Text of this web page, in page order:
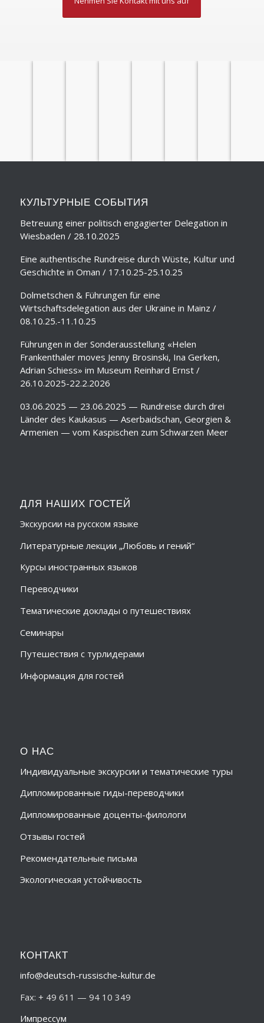
КУЛЬТУРНЫЕ СОБЫТИЯ
Betreuung einer politisch engagierter Delegation in
Wiesbaden / 28.10.2025
Eine authentische Rundreise durch Wüste, Kultur und
Geschichte in Oman / 17.10.25-25.10.25
Dolmetschen & Führungen für eine
Wirtschaftsdelegation aus der Ukraine in Mainz /
08.10.25.-11.10.25
Führungen in der Sonderausstellung «Helen
Frankenthaler moves Jenny Brosinski, Ina Gerken,
Adrian Schiess» im Museum Reinhard Ernst /
26.10.2025-22.2.2026
03.06.2025 — 23.06.2025 — Rundreise durch drei
Länder des Kaukasus — Aserbaidschan, Georgien &
Armenien — vom Kaspischen zum Schwarzen Meer
ДЛЯ НАШИХ ГОСТЕЙ
Экскурсии на русском языке
Литературные лекции „Любовь и гений“
Курсы иностранных языков
Переводчики
Тематические доклады о путешествиях
Семинары
Путешествия с турлидерами
Информация для гостей
О НАС
Индивидуальные экскурсии и тематические туры
Дипломированные гиды-переводчики
Дипломированные доценты-филологи
Отзывы гостей
Рекомендательные письма
Экологическая устойчивость
КОНТАКТ
info@deutsch-russische-kultur.de
Fax: + 49 611 — 94 10 349
Импрессум